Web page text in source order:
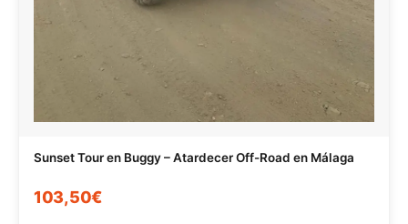
Sunset Tour en Buggy – Atardecer Off-Road en Málaga
103,50€